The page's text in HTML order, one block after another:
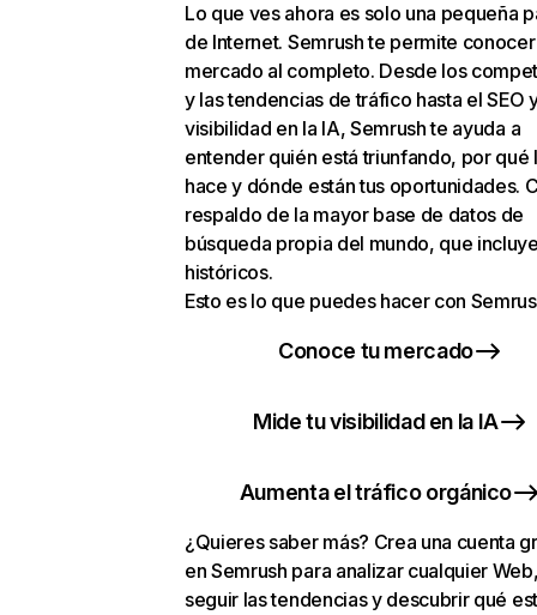
Lo que ves ahora es solo una pequeña
de Internet. Semrush te permite
mercado al completo. Desde los
y las tendencias de tráfico hasta el SEO
visibilidad en la IA, Semrush te ayuda a
entender quién está triunfando, por qué
hace y dónde están tus oportunidades.
respaldo de la mayor base de datos de
búsqueda propia del mundo, que
históricos.
Esto es lo que puedes hacer con
Conoce tu mercado
Mide tu visibilidad en la IA
Aumenta el tráfico orgánico
¿Quieres saber más? Crea una cuenta
en Semrush para analizar cualquier
seguir las tendencias y descubrir qué